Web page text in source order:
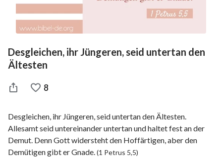
Desgleichen, ihr Jüngeren, seid untertan den
Ältesten
8
Desgleichen, ihr Jüngeren, seid untertan den Ältesten.
Allesamt seid untereinander untertan und haltet fest an der
Demut. Denn Gott widersteht den Hoffärtigen, aber den
Demütigen gibt er Gnade. (1 Petrus 5,5)